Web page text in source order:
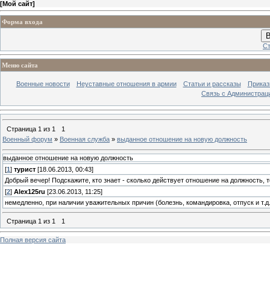
[Мой сайт]
Форма входа
Меню сайта
Военные новости Неуставные отношения в армии Статьи и рассказы
Связь с
Страница 1 из 1
1
Военный форум » Военная служба » выданное отношение на новую должность
выданное отношение на новую должность
[1 ] турист [18.06.2013, 00:43]
Добрый вечер! Подскажите, кто знает - сколько действует отношение на должность,
[2] Alex125ru [23.06.2013, 11:25]
немедленно, при наличии уважительных причин (болезнь, командировка, отпуск и
Страница 1 из 1 1
Полная версия сайта